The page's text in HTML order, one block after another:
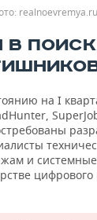
realnoevremya.ru
В
на I
и
цифрового